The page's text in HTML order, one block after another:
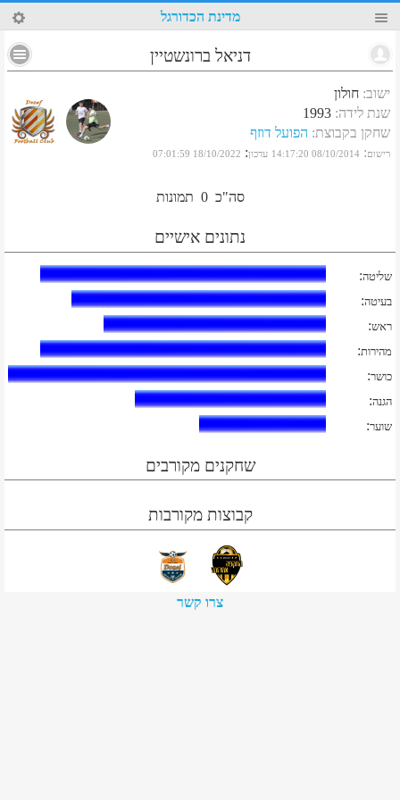
14 מדינת הכדורגל
דניאל ברונשטיין
ישוב: חולון
שנת לידה:
1993
שחקן בקבוצת: הפועל דוזף
רישום:
08/10/2014 14:17:20 עדכון:
18/10/2022 07:01:59
סה"כ 0 תמונות
נתונים אישיים
שליטה:
בעיטה:
ראש:
מהירות:
כושר:
הגנה:
שוער:
שחקנים מקורבים
קבוצות מקורבות
צרו קשר